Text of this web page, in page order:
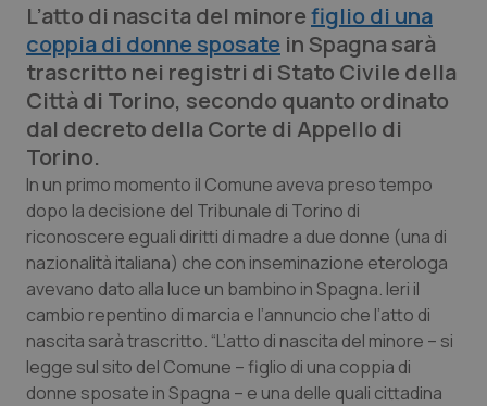
Lettere al direttore
Edizioni Regionali
QS Pro
Professionisti Sanitari.AI
Abruzzo
Basilicata
Calabria
QS Pro Gold
Artrite & artrosi
Asma & BPCO
QS Club Newsletter
L’atto di nascita del minorefiglio di una
coppia di donne sposate in Spagna sarà
trascritto nei registri di Stato Civile della
Città di Torino, secondo quanto ordinato
dal decreto della Corte di Appello di
Torino.
In un primo momento il Comune aveva preso tempo
dopo la decisione del Tribunale di Torino di
riconoscere eguali diritti di madre a due donne (una di
nazionalità italiana) che con inseminazione eterologa
avevano dato alla luce un bambino in Spagna. Ieri il
cambio repentino di marcia e l’annuncio che l’atto di
nascita sarà trascritto. “L’atto di nascita del minore – si
legge sul sito del Comune – figlio di una coppia di
donne sposate in Spagna – e una delle quali cittadina